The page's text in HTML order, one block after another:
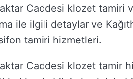
Caddesi klozet tamiri
ile ilgili detaylar ve
tamiri hizmetleri.
Caddesi klozet tamir